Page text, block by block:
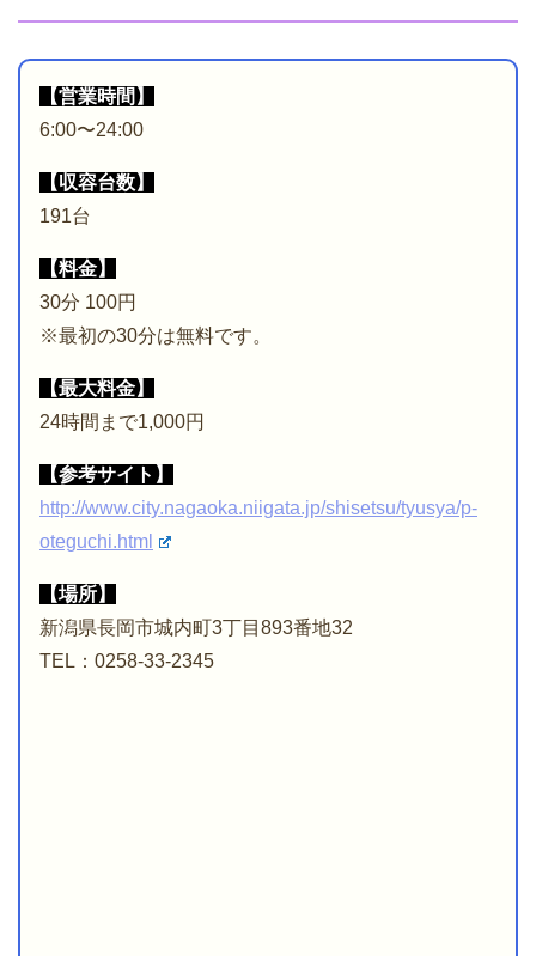
【営業時間】
6:00〜24:00
【収容台数】
191台
【料金】
30分 100円
※最初の30分は無料です。
【最大料金】
24時間まで1,000円
【参考サイト】
http://www.city.nagaoka.niigata.jp/shisetsu/tyusya/p-
oteguchi.html
【場所】
新潟県長岡市城内町3丁目893番地32
TEL：0258-33-2345